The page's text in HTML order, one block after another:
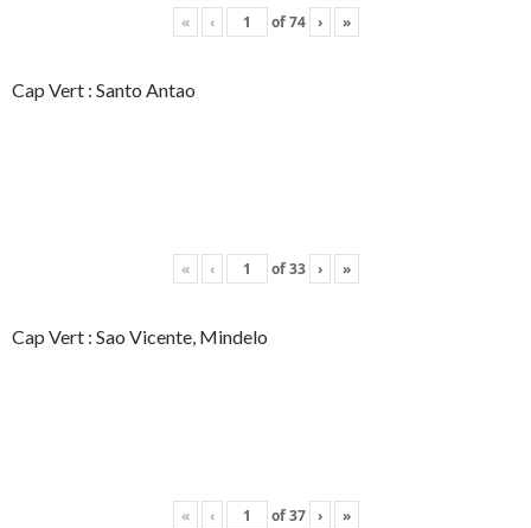
« ‹ of74 › »
Cap Vert : Santo Antao
« ‹ of33 › »
Cap Vert : Sao Vicente, Mindelo
« ‹ of37 › »